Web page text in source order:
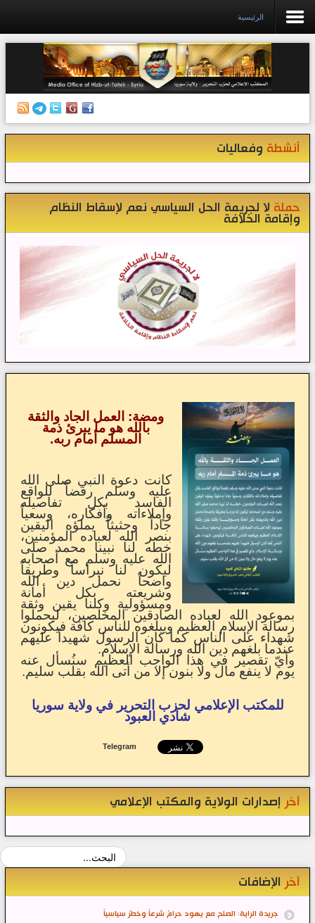
الرئيسية
إصدارات
أنشطة وفعاليات
الكتب
تواصل معنا
إذاعة المكتب/ سوريا
قناتنا على تيليغرام
الرئيسية
أنشطة وفعاليات
حملة لا لجريمة الحل السياسي نعم لإسقاط النظام
وإقامة الخلافة
ومضة: العمل الجاد والثقة
بالله هو ما يبرئ ذمة
المسلم أمام ربه.
كانت دعوة النبي صلى الله
عليه وسلم رفضاً للواقع
الفاسد بكل تفاصيله
وإملاءاته وأفكاره، وسعياً
جاداً وحثيثاً يملؤه اليقين
بنصر الله لعباده المؤمنين،
خطه لنا نبينا محمد صلى
الله عليه وسلم مع أصحابه
ليكون لنا نبراساً وطريقاً
واضحاً نحمل دين الله
وشريعته بكل أمانة
ومسؤولية وكلنا يقين وثقة
بموعود الله لعباده الصادقين المخلصين، ليحملوا
رسالة الإسلام العظيم ويبلغوه للناس كافة فيكونون
شهداء على الناس كما كان الرسول شهيداً عليهم
عندما بلغهم دين الله ورسالة الإسلام.
وأيّ تقصير في هذا الواجب العظيم سنُسأل عنه
يوم لا ينفع مال ولا بنون إلا من أتى الله بقلب سليم.
للمكتب الإعلامي لحزب التحرير في ولاية سوريا
شادي العبود
Telegram
آخر إصدارات الولاية والمكتب الإعلامي
آخر الإضافات
جريدة الراية: الصلح مع يهود حرامٌ شرعاً وخطرٌ سياسياً